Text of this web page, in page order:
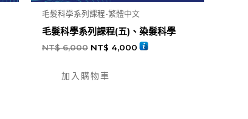
毛髮科學系列課程-繁體中文
毛髮科學系列課程(五)、染髮科學
NT$6,000 NT$ 4,000
加入購物車